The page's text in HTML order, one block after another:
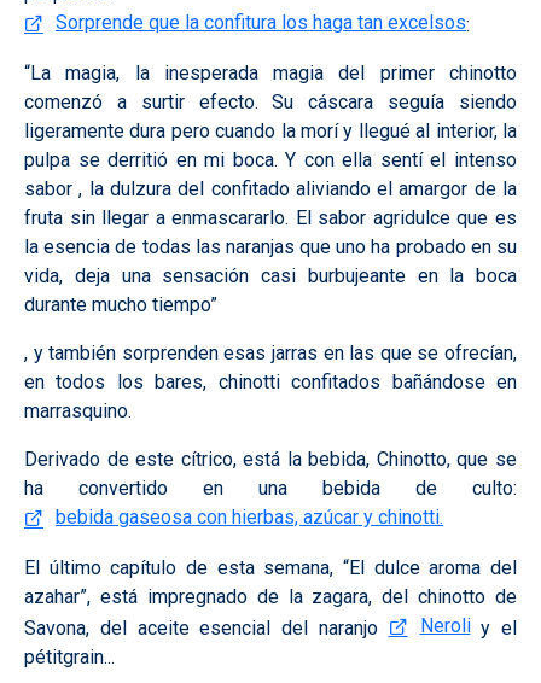
Sorprende que la confitura los haga tan excelsos:
“La magia, la inesperada magia del primer chinotto
comenzó a surtir efecto. Su cáscara seguía siendo
ligeramente dura pero cuando la morí y llegué al interior, la
pulpa se derritió en mi boca. Y con ella sentí el intenso
sabor , la dulzura del confitado aliviando el amargor de la
fruta sin llegar a enmascararlo. El sabor agridulce que es
la esencia de todas las naranjas que uno ha probado en su
vida, deja una sensación casi burbujeante en la boca
durante mucho tiempo”
, y también sorprenden esas jarras en las que se ofrecían,
en todos los bares, chinotti confitados bañándose en
marrasquino.
Derivado de este cítrico, está la bebida, Chinotto, que se
ha convertido en una bebida de culto:
bebida gaseosa con hierbas, azúcar y chinotti.
El último capítulo de esta semana, “El dulce aroma del
azahar”, está impregnado de la zagara, del chinotto de
Savona, del aceite esencial del naranjo
Neroliy el
pétitgrain...